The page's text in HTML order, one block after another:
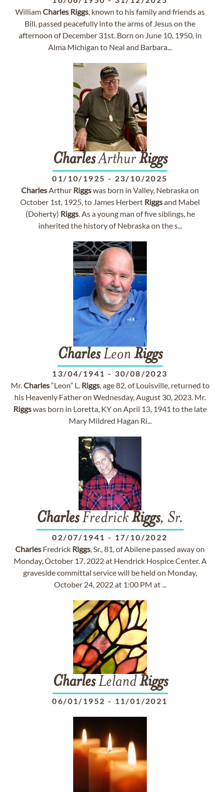
WilliamCharles Riggs, known to his family and friends as
Bill, passed peacefully into the arms of Jesus on the
afternoon of December 31st. Born on June 10, 1950, in
Alma Michigan to Neal and Barbara...
CharlesArthurRiggs
01/10/1925 - 23/10/2025
CharlesArthur Riggswas born in Valley, Nebraska on
October 1st, 1925, to James Herbert Riggsand Mabel
(Doherty) Riggs. As a young man of five siblings, he
inherited the history of Nebraska on the s...
CharlesLeon Riggs
13/04/1941 - 30/08/2023
Mr.Charles“Leon” L. Riggs, age 82, of Louisville, returned to
his Heavenly Father on Wednesday, August 30, 2023. Mr.
Riggswas born in Loretta, KY on April 13, 1941 to the late
Mary Mildred Hagan Ri...
CharlesFredrickRiggs, Sr.
02/07/1941 - 17/10/2022
Charles Fredrick Riggs, Sr., 81, of Abilene passed away on
Monday, October 17, 2022 at Hendrick Hospice Center. A
graveside committal service will be held on Monday,
October 24, 2022 at 1:00 PM at ...
CharlesLelandRiggs
06/01/1952 - 11/01/2021